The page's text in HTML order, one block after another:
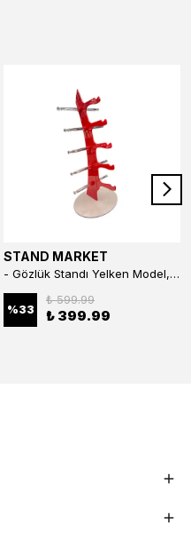
STAND MARKET
- Gözlük Standı Yelken Model, 5 Gözlük Kapasiteli Standı Kırmızı
%33
₺ 599.99
₺ 399.99